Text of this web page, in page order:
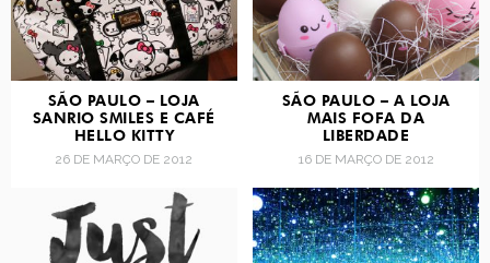
SÃO PAULO – LOJA
SANRIO SMILES E CAFÉ
HELLO KITTY
26 DE MARÇO DE 2012
SÃO PAULO – A LOJA
MAIS FOFA DA
LIBERDADE
16 DE MARÇO DE 2012